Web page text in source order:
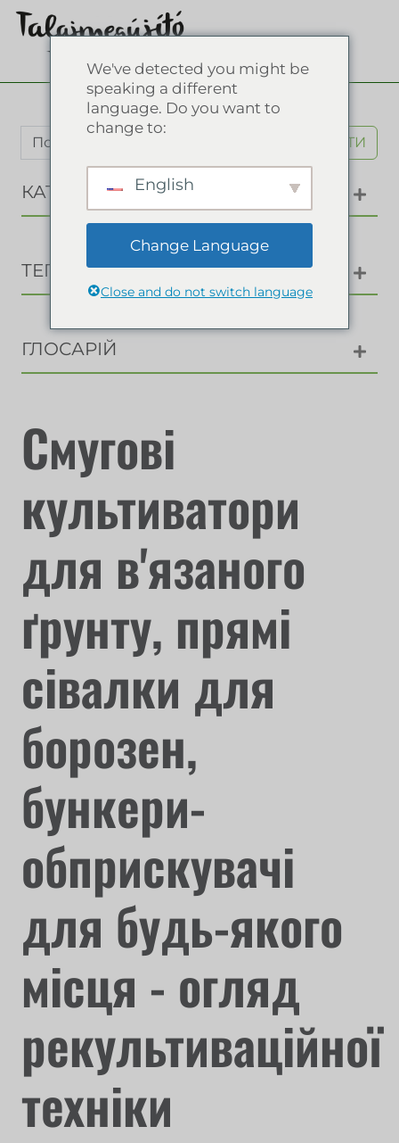
ШУКАТИ
КАТЕГОРІЇ
ТЕГИ
ГЛОСАРІЙ
Смугові
культиватори
для в'язаного
ґрунту, прямі
сівалки для
борозен,
бункери-
обприскувачі
для будь-якого
місця - огляд
рекультиваційної
техніки
We've detected you might be
speaking a different
language. Do you want to
change to:
English
Change Language
Close and do not switch language